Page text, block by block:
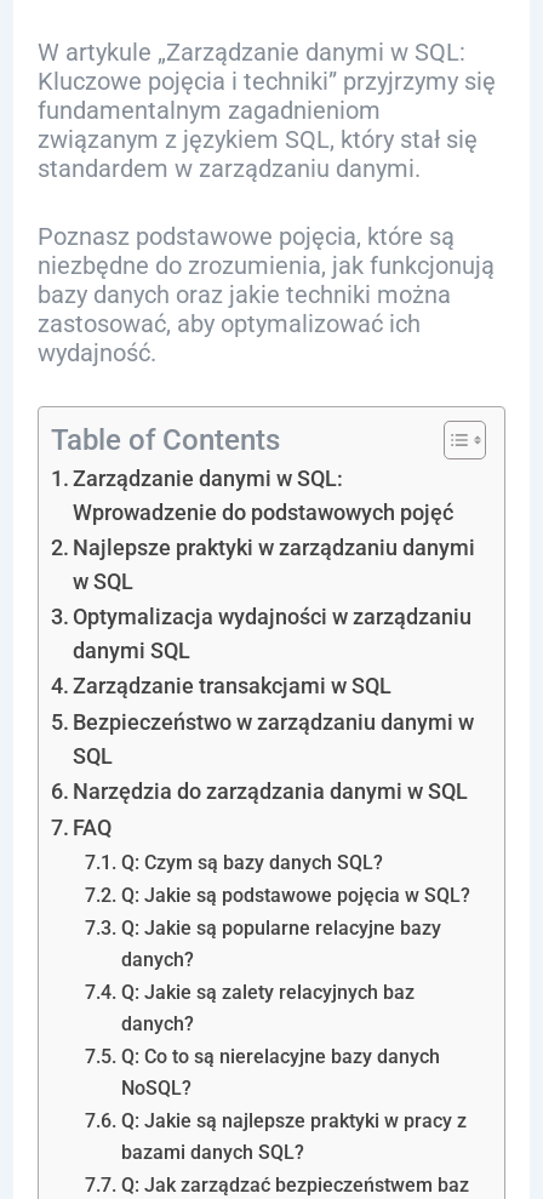
W artykule „Zarządzanie danymi w SQL:
Kluczowe pojęcia i techniki” przyjrzymy się
fundamentalnym zagadnieniom
związanym z językiem SQL, który stał się
standardem w zarządzaniu danymi.
Poznasz podstawowe pojęcia, które są
niezbędne do zrozumienia, jak funkcjonują
bazy danych oraz jakie techniki można
zastosować, aby optymalizować ich
wydajność.
Table of Contents
Zarządzanie danymi w SQL:
Wprowadzenie do podstawowych pojęć
Najlepsze praktyki w zarządzaniu danymi
w SQL
Optymalizacja wydajności w zarządzaniu
danymi SQL
Zarządzanie transakcjami w SQL
Bezpieczeństwo w zarządzaniu danymi w
SQL
Narzędzia do zarządzania danymi w SQL
FAQ
Q: Czym są bazy danych SQL?
Q: Jakie są podstawowe pojęcia w SQL?
Q: Jakie są popularne relacyjne bazy
danych?
Q: Jakie są zalety relacyjnych baz
danych?
Q: Co to są nierelacyjne bazy danych
NoSQL?
Q: Jakie są najlepsze praktyki w pracy z
bazami danych SQL?
Q: Jak zarządzać bezpieczeństwem baz